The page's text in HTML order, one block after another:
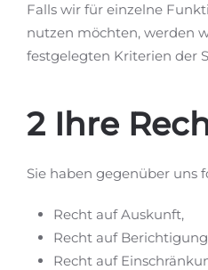
Falls wir für einzelne
nutzen möchten, werden
festgelegten Kriterien der
2 Ihre
Sie haben gegenüber uns
Recht auf Auskunft,
Recht auf
Recht auf